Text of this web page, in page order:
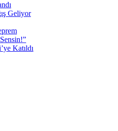
Geliyor
Katıldı